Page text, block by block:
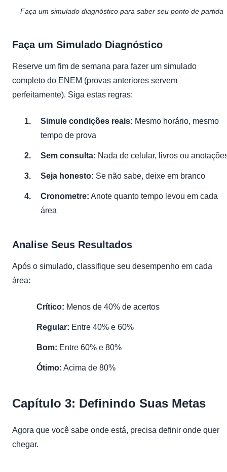
Faça um simulado diagnóstico para saber seu ponto de partida
Faça um Simulado Diagnóstico
Reserve um fim de semana para fazer um simulado
completo do ENEM (provas anteriores servem
perfeitamente). Siga estas regras:
Simule condições reais: Mesmo horário, mesmo
tempo de prova
Sem consulta: Nada de celular, livros ou
Seja honesto: Se não sabe, deixe em branco
Cronometre: Anote quanto tempo levou em cada
área
Analise Seus Resultados
Após o simulado, classifique seu desempenho em cada
área:
Crítico: Menos de 40% de acertos
Regular: Entre 40% e 60%
Bom: Entre 60% e 80%
Ótimo: Acima de 80%
Capítulo 3: Definindo Suas Metas
Agora que você sabe onde está, precisa definir onde quer
chegar.